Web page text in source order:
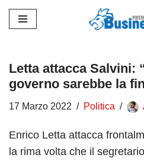
contenuto
Letta attacca Salvini:
governo sarebbe la
17 Marzo 2022 Politica
Enrico Letta attacca
la rima volta che il